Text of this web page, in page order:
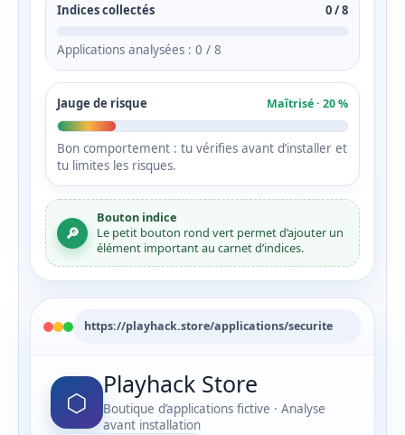
Indices collectés 0 / 8
Applications analysées : 0 / 8
Jauge de risque Maîtrisé · 20 %
Bon comportement : tu vérifies avant d’installer et
tu limites les risques.
🔎
Bouton indice
Le petit bouton rond vert permet d’ajouter un
élément important au carnet d’indices.
https://playhack.store/applications/securite
⬡
Playhack Store
Boutique d’applications fictive · Analyse
avant installation